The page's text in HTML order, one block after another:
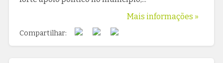
Mais informações »
Compartilhar: